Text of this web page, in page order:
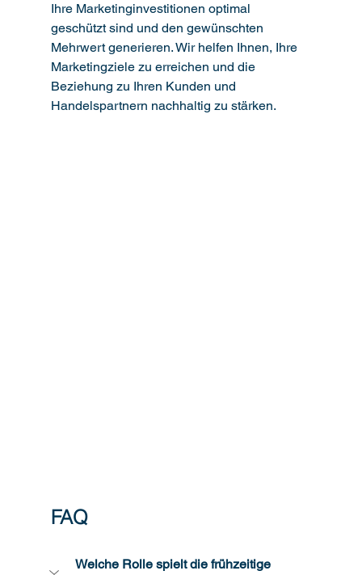
Ihre Marketinginvestitionen optimal
geschützt sind und den gewünschten
Mehrwert generieren. Wir helfen Ihnen, Ihre
Marketingziele zu erreichen und die
Beziehung zu Ihren Kunden und
Handelspartnern nachhaltig zu stärken.
FAQ
Welche Rolle spielt die frühzeitige